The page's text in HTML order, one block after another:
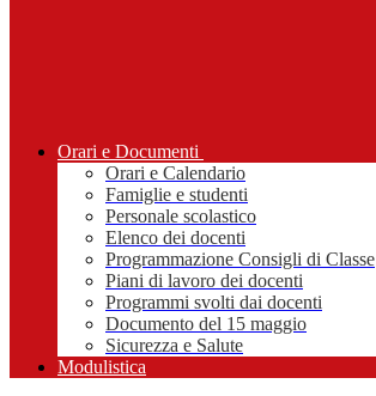
Orari e Documenti
Orari e Calendario
Famiglie e studenti
Personale scolastico
Elenco dei docenti
Programmazione Consigli di Classe
Piani di lavoro dei docenti
Programmi svolti dai docenti
Documento del 15 maggio
Sicurezza e Salute
Modulistica